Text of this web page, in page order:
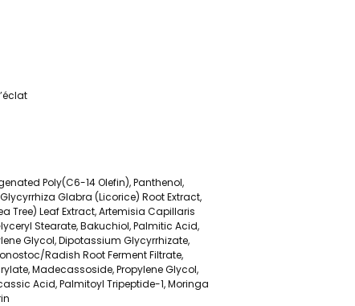
Poly(C6-14 Olefin), Panthenol,
Glabra (Licorice) Root Extract,
Tree) Leaf Extract, Artemisia Capillaris
Stearate, Bakuchiol, Palmitic Acid,
Glycol, Dipotassium Glycyrrhizate,
Radish Root Ferment Filtrate,
Madecassoside, Propylene Glycol,
Acid, Palmitoyl Tripeptide-1, Moringa